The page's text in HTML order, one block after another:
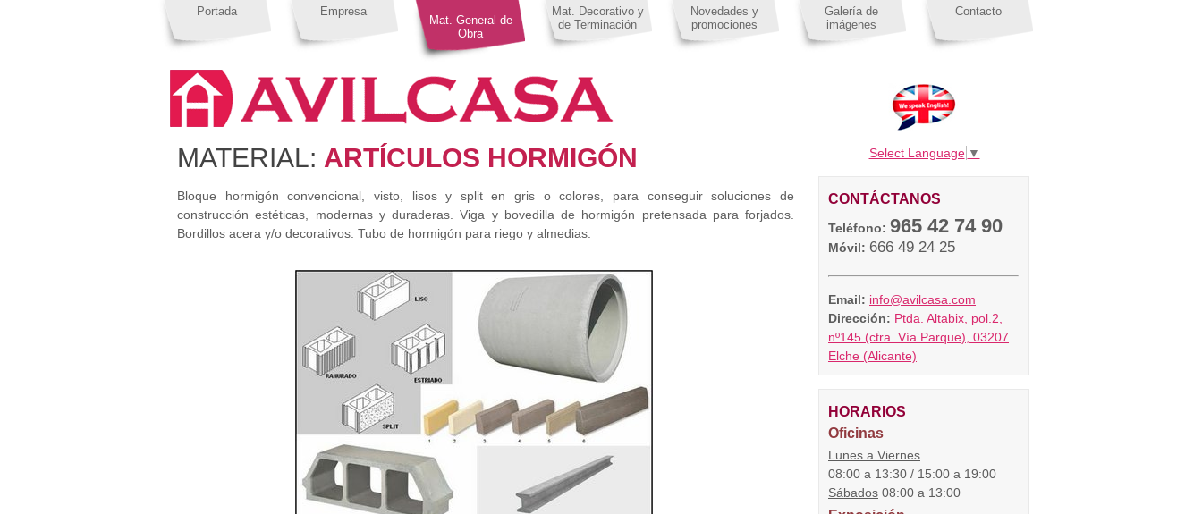
Portada Empresa
Mat. General de
Obra
Mat. Decorativo y
de Terminación
Novedades y
promociones
Galería de
imágenes
Contacto
MATERIAL: ARTÍCULOS HORMIGÓN
Bloque hormigón convencional, visto, lisos y split en gris o colores, para conseguir soluciones de
construcción estéticas, modernas y duraderas. Viga y bovedilla de hormigón pretensada para forjados.
Bordillos acera y/o decorativos. Tubo de hormigón para riego y almedias.
Select Language ▼
CONTÁCTANOS
Teléfono: 965 42 74 90
Móvil: 666 49 24 25
Email: info@avilcasa.com
Dirección: Ptda. Altabix, pol.2,
nº145 (ctra. Vía Parque), 03207
Elche (Alicante)
HORARIOS
Oficinas
Lunes a Viernes
08:00 a 13:30 / 15:00 a 19:00
Sábados 08:00 a 13:00